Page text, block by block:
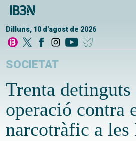
Dilluns, 10 d'agost de 2026
SOCIETAT
Trenta detinguts
operació contra
narcotràfic a les